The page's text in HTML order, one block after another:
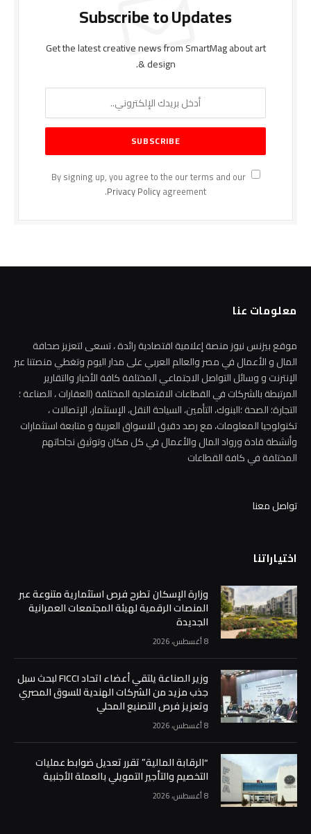
Subscribe to Updates
Get the latest creative news from SmartMag about art
& design.
By signing up, you agree to the our terms and our
Privacy Policyagreement.
معلومات عنا
موقع بيزنس نيوز منصة إعلامية اقتصادية رائدة ، تسعى لتعزيز صحافة
المال و الأعمال في مصر والعالم العربي على مدار اليوم وتغطي منصتنا عبر
الإنترنت و وسائل التواصل الاجتماعي المختلفة كافة الأخبار والتقارير
المرتبطة بالشركات في القطاعات الاقتصادية المختلفة (العقارات ، الصناعة ؛
التجارة؛ الصحة ؛البنوك، التأمين، السياحة النقل، الإستثمار، الإتصالات ،
تكنولوجيا المعلومات، مع رصد دقيق للاسواق العربية و متابعة استثمارات
وأنشطة قادة ورواد المال والأعمال في كل مكان وتوثيق نجاحاتهم
المختلفة في كافة القطاعات
تواصل معنا
اختياراتنا
وزارة الإسكان تطرح فرص استثمارية متنوعة عبر
المنصات الرقمية لهيئة المجتمعات العمرانية
الجديدة
8 أغسطس، 2026
وزير الصناعة يلتقي أعضاء اتحاد FICCI لبحث سبل
جذب مزيد من الشركات الهندية للسوق المصري
وتعزيز فرص التصنيع المحلي
8 أغسطس، 2026
“الرقابة المالية” تقرر تعديل ضوابط عمليات
التخصيم والتأجير التمويلي بالعملة الأجنبية
8 أغسطس، 2026